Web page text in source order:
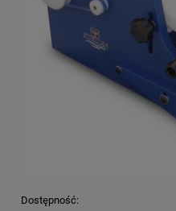
Dostępność: